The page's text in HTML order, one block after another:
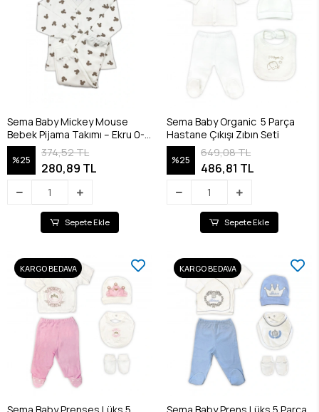
Sema Baby Mickey Mouse
Bebek Pijama Takımı – Ekru 0-3
Ay
%25
374,52 TL
280,89 TL
Sepete Ekle
Sema Baby Organic 5 Parça
Hastane Çıkışı Zıbın Seti
%25
649,08 TL
486,81 TL
Sepete Ekle
KARGO BEDAVA KARGO BEDAVA